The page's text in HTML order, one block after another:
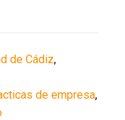
de Cádiz,
de empresa,